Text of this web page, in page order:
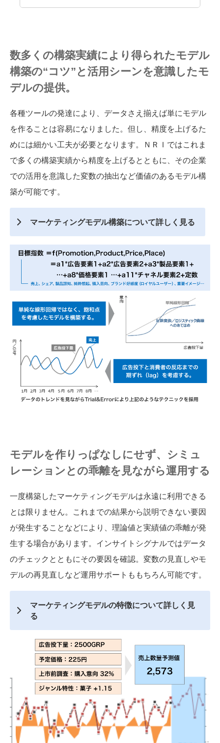
数多くの構築実績により得られたモデル
構築の“コツ”と活用シーンを意識したモ
デルの提供。
各種ツールの発達により、データさえ揃えば単にモデル
を作ることは容易になりました。但し、精度を上げるた
めには細かい工夫が必要となります。ＮＲＩではこれま
で多くの構築実績から精度を上げるとともに、その企業
での活用を意識した変数の抽出など価値のあるモデル構
築が可能です。
マーケティングモデル構築について詳しく見る
モデルを作りっぱなしにせず、シミュ
レーションとの乖離を見ながら運用する
一度構築したマーケティングモデルは永遠に利用できる
とは限りません。これまでの結果から説明できない要因
が発生することなどにより、理論値と実績値の乖離が発
生する場合があります。インサイトシグナルではデータ
のチェックとともにその要因を確認。変数の見直しやモ
デルの再見直しなど運用サポートももちろん可能です。
マーケティングモデルの特徴について詳しく見
る